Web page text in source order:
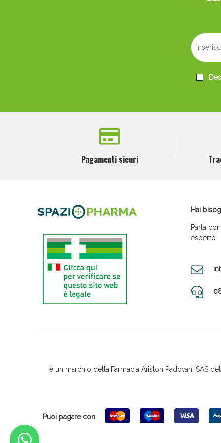
Pagamenti sicuri
Hai
Parla
esperto
è un marchio della Farmacia Ariston Padovani SAS
Puoi pagare con